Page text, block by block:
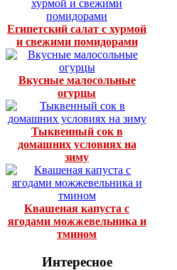
Египетский салат с хурмой
и свежими помидорами
Вкусные малосольные
огурцы
Тыквенный сок в
домашних условиях на
зиму
Квашеная капуста с
ягодами можжевельника и
тмином
Интересное